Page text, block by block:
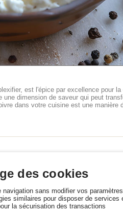
est l'épice par excellence pour
dimension de saveur qui peut
dans votre cuisine est une manière
des cookies
navigation sans modifier vos
similaires pour disposer de services
la sécurisation des transactions